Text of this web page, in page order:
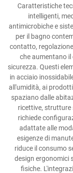
Caratteristiche
intelligenti,
antimicrobiche e
per il bagno
contatto,
che aumentano
sicurezza. Questi
in acciaio
all'umidità, ai
spaziano dalle
ricettive, strutture
richiede
adattate alle
esigenze di
riduce il consumo
design ergonomici
fisiche.